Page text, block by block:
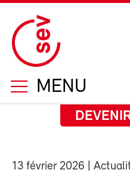
MENU
13 février 2026 |